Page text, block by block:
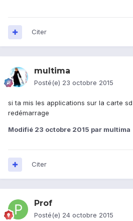
Citer
multima
Posté(e) 23 octobre 2015
si ta mis les applications sur la carte
redémarrage
Modifié 23 octobre 2015 par multima
Citer
Prof
Posté(e) 24 octobre 2015